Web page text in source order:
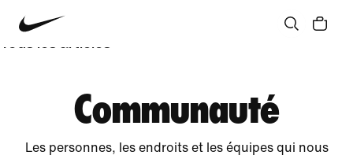
Communauté
Tous les articles
Communauté
Les personnes, les endroits et les équipes qui nous